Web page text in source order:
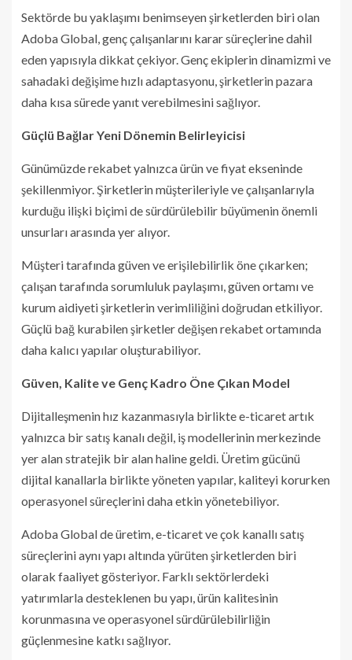
Sektörde bu yaklaşımı benimseyen şirketlerden biri olan
Adoba Global, genç çalışanlarını karar süreçlerine dahil
eden yapısıyla dikkat çekiyor. Genç ekiplerin dinamizmi ve
sahadaki değişime hızlı adaptasyonu, şirketlerin pazara
daha kısa sürede yanıt verebilmesini sağlıyor.
Güçlü Bağlar Yeni Dönemin Belirleyicisi
Günümüzde rekabet yalnızca ürün ve fiyat ekseninde
şekillenmiyor. Şirketlerin müşterileriyle ve çalışanlarıyla
kurduğu ilişki biçimi de sürdürülebilir büyümenin önemli
unsurları arasında yer alıyor.
Müşteri tarafında güven ve erişilebilirlik öne çıkarken;
çalışan tarafında sorumluluk paylaşımı, güven ortamı ve
kurum aidiyeti şirketlerin verimliliğini doğrudan etkiliyor.
Güçlü bağ kurabilen şirketler değişen rekabet ortamında
daha kalıcı yapılar oluşturabiliyor.
Güven, Kalite ve Genç Kadro Öne Çıkan Model
Dijitalleşmenin hız kazanmasıyla birlikte e-ticaret artık
yalnızca bir satış kanalı değil, iş modellerinin merkezinde
yer alan stratejik bir alan haline geldi. Üretim gücünü
dijital kanallarla birlikte yöneten yapılar, kaliteyi korurken
operasyonel süreçlerini daha etkin yönetebiliyor.
Adoba Global de üretim, e-ticaret ve çok kanallı satış
süreçlerini aynı yapı altında yürüten şirketlerden biri
olarak faaliyet gösteriyor. Farklı sektörlerdeki
yatırımlarla desteklenen bu yapı, ürün kalitesinin
korunmasına ve operasyonel sürdürülebilirliğin
güçlenmesine katkı sağlıyor.